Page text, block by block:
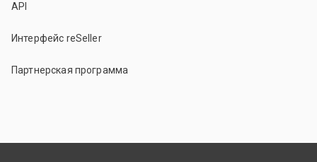
API
Интерфейс reSeller
Партнерская программа